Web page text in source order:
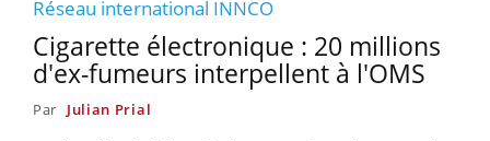
Réseau international INNCO
Cigarette électronique : 20 millions
d'ex-fumeurs interpellent à l'OMS
Par Julian Prial